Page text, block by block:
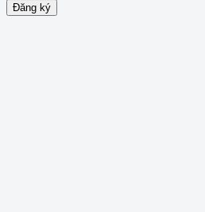
Đăng ký